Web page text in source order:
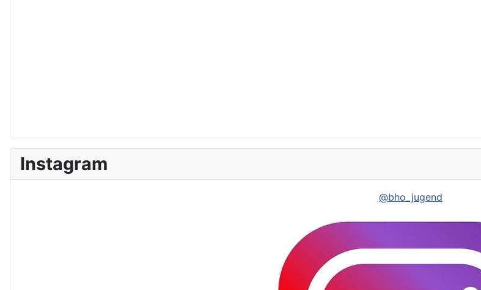
Instagram
@bho_jugend